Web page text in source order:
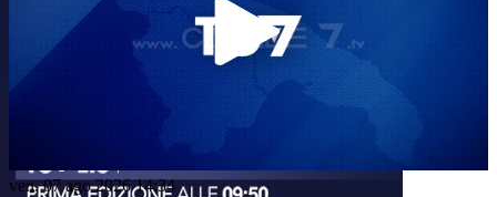
Play
Video
ven, 07 ago 2026 14:34